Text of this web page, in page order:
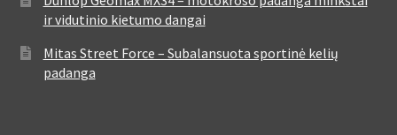
ir vidutinio kietumo dangai
Mitas Street Force – Subalansuota sportinė kelių
padanga